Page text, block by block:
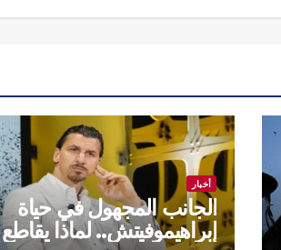
أخبار
الجانب المجهول في حياة
إبراهيموفيتش.. لماذا يقاطع